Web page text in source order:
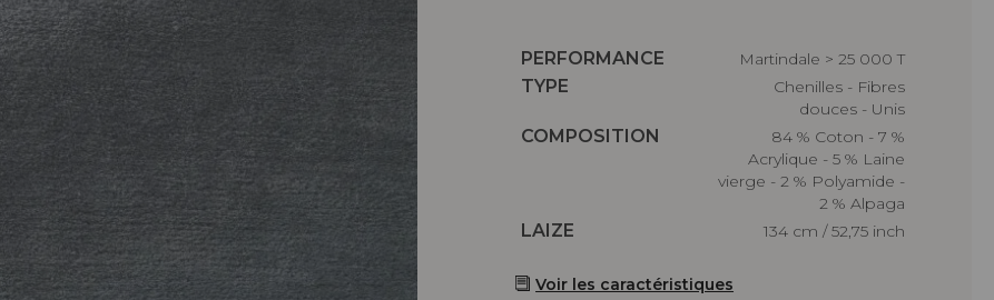
Caractéristiques
PERFORMANCE
Martindale > 25 000 T
Caractéristiques
TYPE
Chenilles - Fibres
douces - Unis
Caractéristiques
COMPOSITION
84 % Coton - 7 %
Acrylique - 5 % Laine
vierge - 2 % Polyamide -
2 % Alpaga
Caractéristiques
LAIZE 134 cm / 52,75 inch
Voir les caractéristiques